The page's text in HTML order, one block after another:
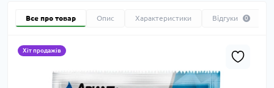
Все про товар Опис Характеристики Відгуки 0
Хіт продажів